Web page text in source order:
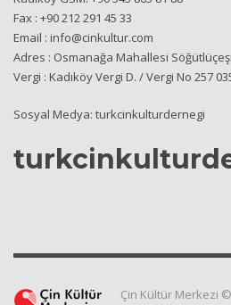
Fax : +90 212 291 45 33
Email : info@cinkultur.com
Adres : Osmanağa Mahallesi
Vergi : Kadıköy Vergi D. / Vergi No 257
Sosyal Medya: turkcinkulturdernegi
Çin Kültür Merkezi ©